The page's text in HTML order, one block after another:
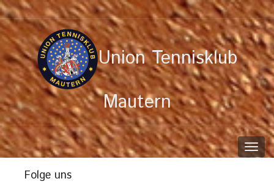
Union Tennisklub
Mautern
Folge uns